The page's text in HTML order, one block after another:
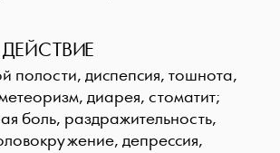
полости, диспепсия, тошнота,
диарея, стоматит;
боль, раздражительность,
депрессия,